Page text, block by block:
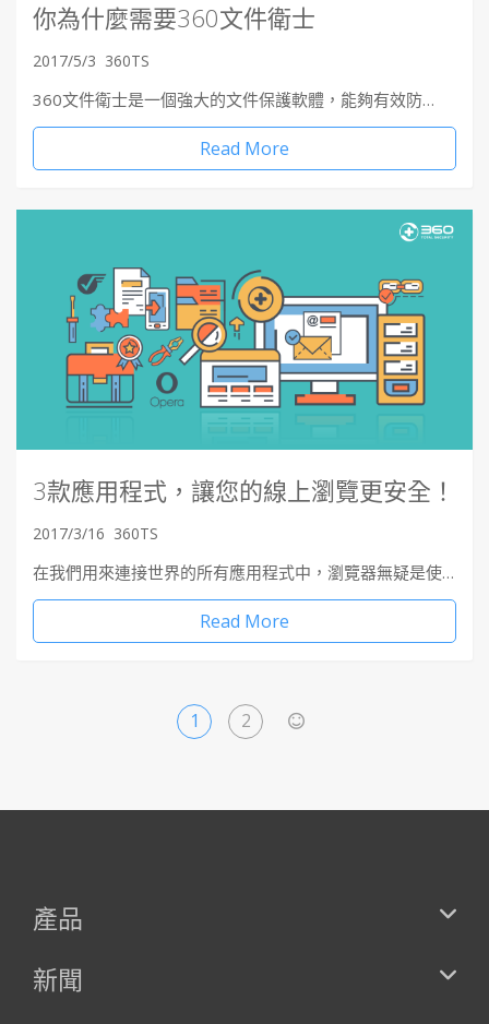
你為什麼需要360文件衛士
2017/5/3 360TS
360文件衛士是一個強大的文件保護軟體，能夠有效防…
Read More
3款應用程式，讓您的線上瀏覽更安全！
2017/3/16 360TS
在我們用來連接世界的所有應用程式中，瀏覽器無疑是使…
Read More
1 2
產品
新聞